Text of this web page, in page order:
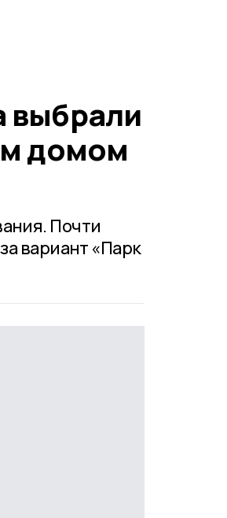
выбрали
домом
Почти
вариант «Парк